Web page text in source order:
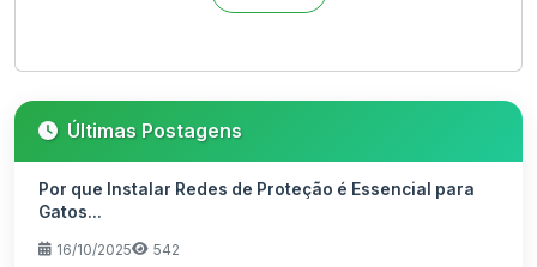
Últimas Postagens
Por que Instalar Redes de Proteção é Essencial para
Gatos...
16/10/2025 542